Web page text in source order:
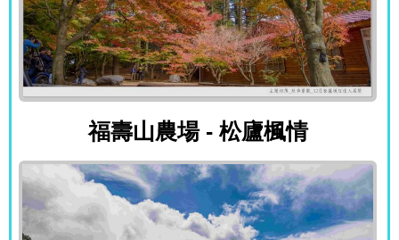
福壽山農場 - 松廬楓情
福壽山農場 - 松廬楓情